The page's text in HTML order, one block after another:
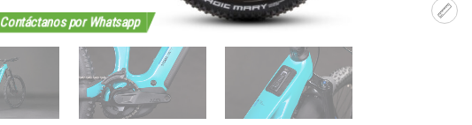
Contáctanos por Whatsapp